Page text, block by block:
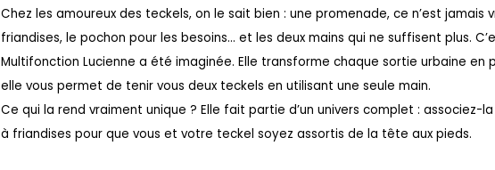
Chez les amoureux des teckels, on le sait bien : une promenade, ce n’est jamais
friandises, le pochon pour les besoins… et les deux mains qui ne suffisent plus.
Multifonction Lucienne a été imaginée. Elle transforme chaque sortie urbaine en
elle vous permet de tenir vous deux teckels en utilisant une seule main.
Ce qui la rend vraiment unique ? Elle fait partie d’un univers complet :
à friandises pour que vous et votre teckel soyez assortis de la tête aux pieds.